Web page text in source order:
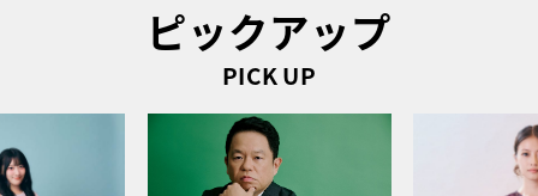
ピックアップ
PICK UP